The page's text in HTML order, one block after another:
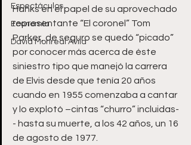
Espectáculos
Economía
David Monreal Ávila
Hanks en el papel de su aprovechado
representante “El coronel” Tom
Parker, de seguro se quedó “picado”
por conocer más acerca de éste
siniestro tipo que manejó la carrera
de Elvis desde que tenía 20 años
cuando en 1955 comenzaba a cantar
y lo explotó –cintas “churro” incluidas-
- hasta su muerte, a los 42 años, un 16
de agosto de 1977.